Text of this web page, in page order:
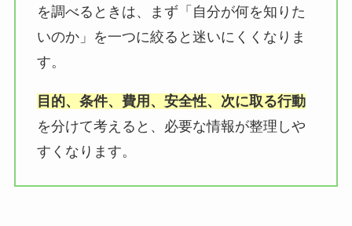
を調べるときは、まず「自分が何を知りた
いのか」を一つに絞ると迷いにくくなりま
す。
目的、条件、費用、安全性、次に取る行動
を分けて考えると、必要な情報が整理しや
すくなります。